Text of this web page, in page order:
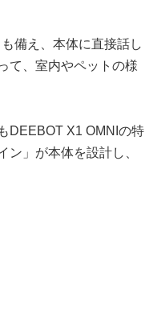
備え、本体に直接話し
て、室内やペットの様
DEEBOT X1 OMNIの特
」が本体を設計し、